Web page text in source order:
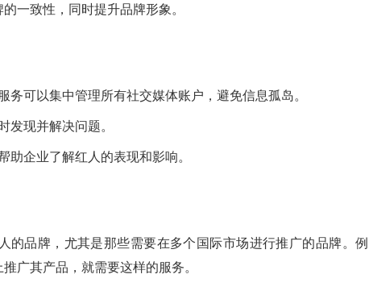
一致性，同时提升品牌形象。
务可以集中管理所有社交媒体账户，避免信息孤岛。
发现并解决问题。
助企业了解红人的表现和影响。
的品牌，尤其是那些需要在多个国际市场进行推广的品牌。例
广其产品，就需要这样的服务。